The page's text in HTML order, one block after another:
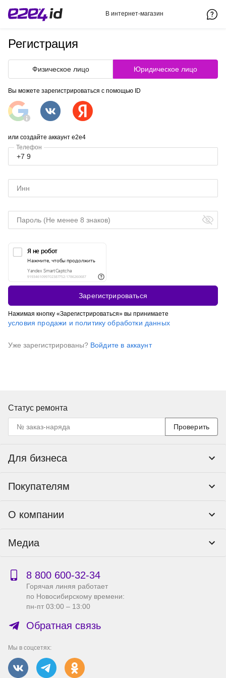
В интернет-магазин
Регистрация
Физическое лицо Юридическое лицо
Вы можете зарегистрироваться с помощью ID
или создайте аккаунт e2e4
Телефон
Зарегистрироваться
Нажимая кнопку «Зарегистрироваться» вы принимаете
условия продажи и политику обработки данных
Уже зарегистрированы? Войдите в аккаунт
Статус ремонта
Проверить
Для бизнеса
Тендеры и гос закупки
Покупателям
Пункты выдачи
Доставка
Гарантия и возврат
Бонусная программа
Сервисный центр
Справка по работе с e2e4 ID
О компании
Реквизиты
Публичная оферта
Правила продажи на сайте
Производители
Вакансии
Медиа
Новости
Акции
8 800 600‑32‑34
Горячая линяя работает
по Новосибирскому времени:
пн-пт 03:00 – 13:00
Обратная связь
Мы в соцсетях: